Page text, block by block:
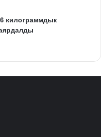
килограммдык